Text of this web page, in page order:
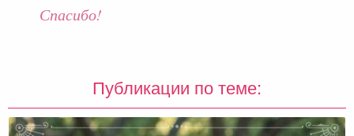
Спасибо!
Публикации по теме: